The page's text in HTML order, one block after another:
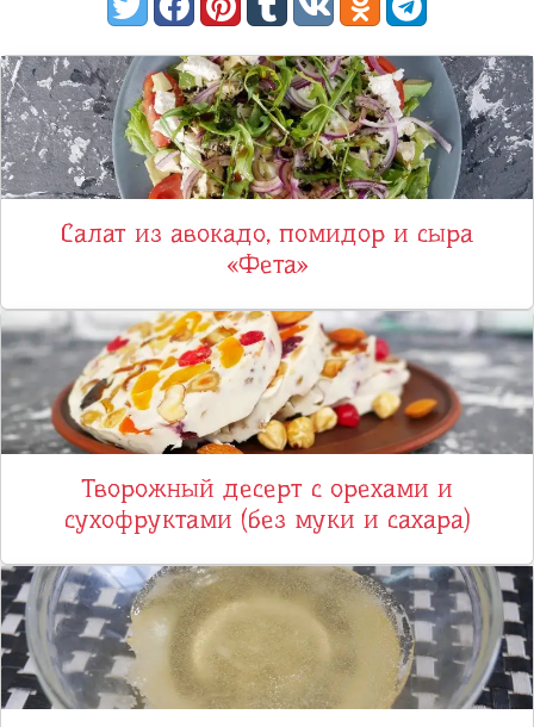
Салат из авокадо, помидор и сыра
«Фета»
Творожный десерт с орехами и
сухофруктами (без муки и сахара)